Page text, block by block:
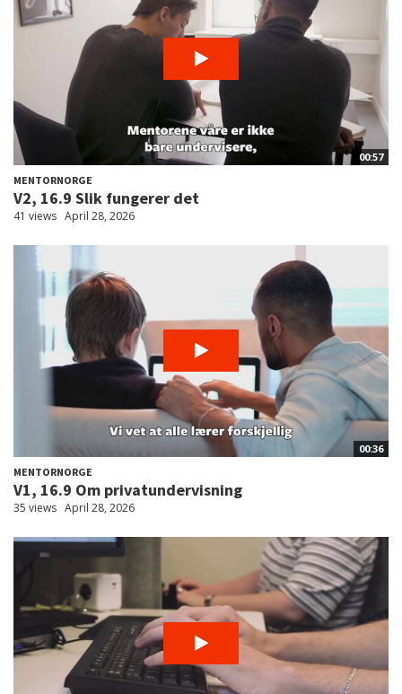
00:57
MENTORNORGE
V2, 16.9 Slik fungerer det
41 views April 28, 2026
00:36
MENTORNORGE
V1, 16.9 Om privatundervisning
35 views April 28, 2026